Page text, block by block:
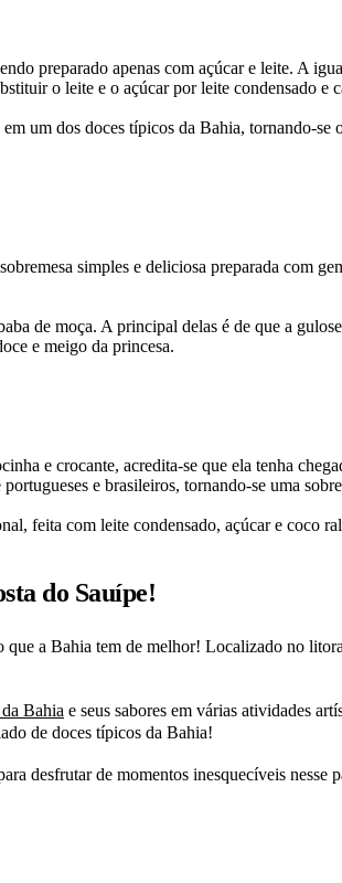
preparado apenas com açúcar e leite. A
o leite e o açúcar por leite condensado e
um dos doces típicos da Bahia, tornando-
simples e deliciosa preparada com
de moça. A principal delas é de que a
e meigo da princesa.
e crocante, acredita-se que ela tenha
e brasileiros, tornando-se uma
feita com leite condensado, açúcar e coco
do Sauípe!
a Bahia tem de melhor! Localizado no
Bahia e seus sabores em várias atividades
de doces típicos da Bahia!
desfrutar de momentos inesquecíveis